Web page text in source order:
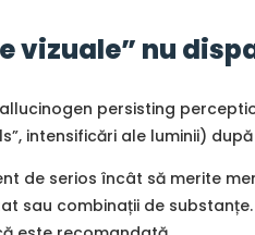
vizuale” nu
persisting
intensificări ale luminii)
de serios încât să merite
sau combinații de